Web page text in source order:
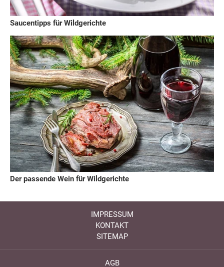
Saucentipps für Wildgerichte
Der passende Wein für Wildgerichte
IMPRESSUM
KONTAKT
SITEMAP
AGB